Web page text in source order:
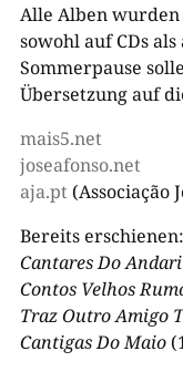
Alle Alben
sowohl auf CDs
Sommerpause
Übersetzung auf
mais5.net
joseafonso.net
aja.pt(Associação
Bereits erschienen:
Cantares Do
Contos Velhos
Traz Outro Amigo
Cantigas Do Maio